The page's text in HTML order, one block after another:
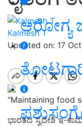
ಆರೋಗ್ಯ
Kalmesh T
Updated on: 17
“Maintaining food
ಭಾರತದ ಸ್ವದೇಶಿ ಇ-